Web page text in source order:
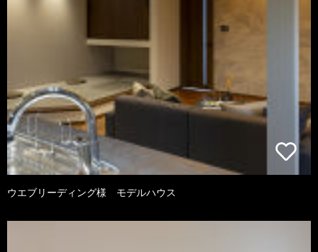
ウエブリーディング様 モデルハウス